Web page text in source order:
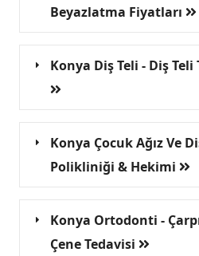
Beyazlatma Fiyatları
Konya Diş Teli - Diş
Konya Çocuk Ağız Ve
Polikliniği & Hekimi
Konya Ortodonti -
Çene Tedavisi